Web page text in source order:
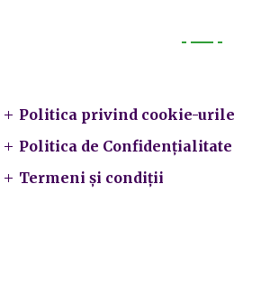
Politica privind cookie-urile
Politica de Confidențialitate
Termeni și condiții